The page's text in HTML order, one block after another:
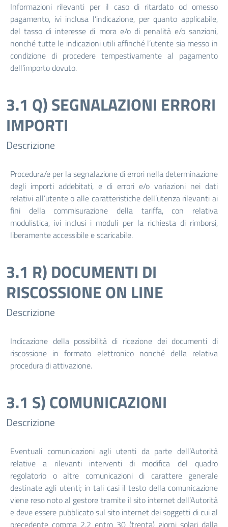
Informazioni rilevanti per il caso di ritardato od omesso
pagamento, ivi inclusa l’indicazione, per quanto applicabile,
del tasso di interesse di mora e/o di penalità e/o sanzioni,
nonché tutte le indicazioni utili affinché l’utente sia messo in
condizione di procedere tempestivamente al pagamento
dell’importo dovuto.
3.1 Q) SEGNALAZIONI ERRORI
IMPORTI
Descrizione
Procedura/e per la segnalazione di errori nella determinazione
degli importi addebitati, e di errori e/o variazioni nei dati
relativi all’utente o alle caratteristiche dell’utenza rilevanti ai
fini della commisurazione della tariffa, con relativa
modulistica, ivi inclusi i moduli per la richiesta di rimborsi,
liberamente accessibile e scaricabile.
3.1 R) DOCUMENTI DI
RISCOSSIONE ON LINE
Descrizione
Indicazione della possibilità di ricezione dei documenti di
riscossione in formato elettronico nonché della relativa
procedura di attivazione.
3.1 S) COMUNICAZIONI
Descrizione
Eventuali comunicazioni agli utenti da parte dell’Autorità
relative a rilevanti interventi di modifica del quadro
regolatorio o altre comunicazioni di carattere generale
destinate agli utenti; in tali casi il testo della comunicazione
viene reso noto al gestore tramite il sito internet dell’Autorità
e deve essere pubblicato sul sito internet dei soggetti di cui al
precedente comma 2.2 entro 30 (trenta) giorni solari dalla